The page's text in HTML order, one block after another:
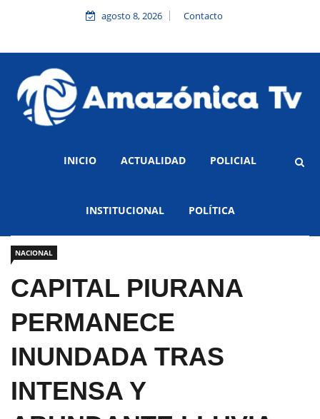
agosto 8, 2026 Contacto
INICIO ACTUALIDAD POLICIAL
INSTITUCIONAL POLÍTICA
NACIONAL
CAPITAL PIURANA
PERMANECE
INUNDADA TRAS
INTENSA Y